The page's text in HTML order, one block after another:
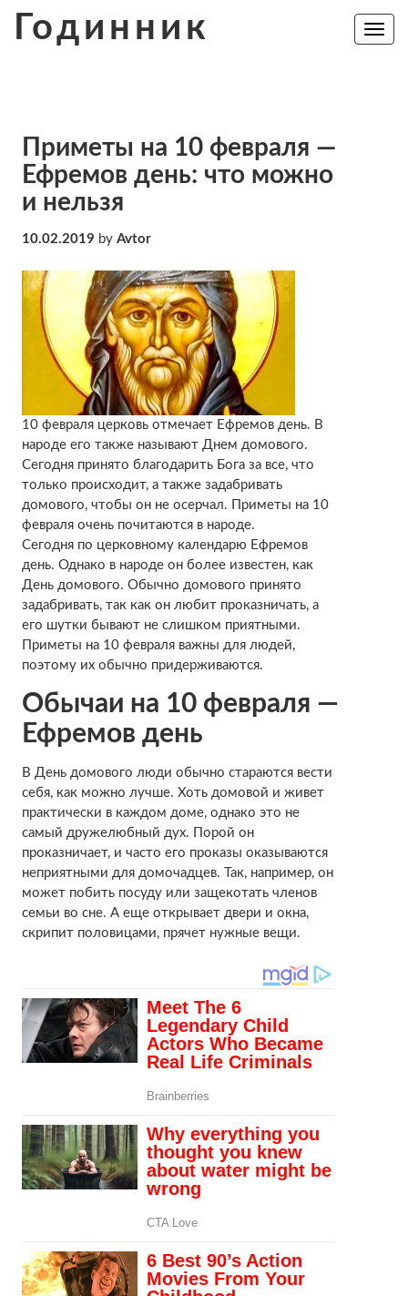
Годинник
Toggle
Приметы на 10 февраля —
Ефремов день: что можно
и нельзя
10.02.2019 by Avtor
10 февраля церковь отмечает Ефремов день. В
народе его также называют Днем домового.
Сегодня принято благодарить Бога за все, что
только происходит, а также задабривать
домового, чтобы он не осерчал. Приметы на 10
февраля очень почитаются в народе.
Сегодня по церковному календарю Ефремов
день. Однако в народе он более известен, как
День домового. Обычно домового принято
задабривать, так как он любит проказничать, а
его шутки бывают не слишком приятными.
Приметы на 10 февраля важны для людей,
поэтому их обычно придерживаются.
Обычаи на 10 февраля —
Ефремов день
В День домового люди обычно стараются вести
себя, как можно лучше. Хоть домовой и живет
практически в каждом доме, однако это не
самый дружелюбный дух. Порой он
проказничает, и часто его проказы оказываются
неприятными для домочадцев. Так, например, он
может побить посуду или защекотать членов
семьи во сне. А еще открывает двери и окна,
скрипит половицами, прячет нужные вещи.